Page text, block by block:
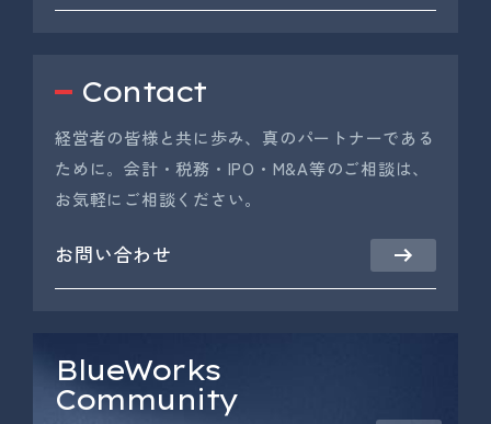
Contact
経営者の皆様と共に歩み、真のパートナーである
ために。会計・税務・IPO・M&A等のご相談は、
お気軽にご相談ください。
お問い合わせ
BlueWorks
Community